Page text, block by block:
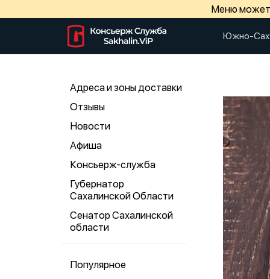
Меню может
Южно-
Адреса и зоны доставки
Отзывы
Новости
Афиша
Консьерж-служба
Губернатор
Сахалинской Области
Сенатор Сахалинской
области
Популярное